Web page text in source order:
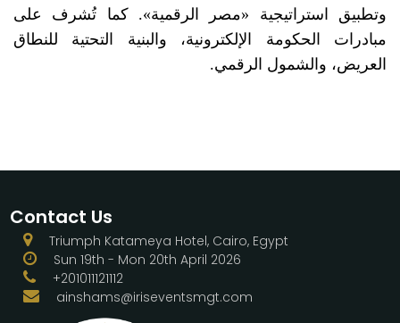
وتطبيق استراتيجية «مصر الرقمية». كما تُشرف على
مبادرات الحكومة الإلكترونية، والبنية التحتية للنطاق
العريض، والشمول الرقمي.
Contact Us
Triumph Katameya Hotel, Cairo, Egypt
Sun 19th - Mon 20th April 2026
+201011121112
ainshams@iriseventsmgt.com